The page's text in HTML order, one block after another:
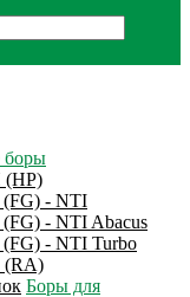
боры
(HP)
- NTI
- NTI Abacus
- NTI Turbo
(RA)
Боры для